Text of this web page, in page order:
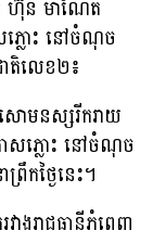
ហ៊ុន ម៉ាណែត
ភ្លោះ នៅចំណុច
តិលេខ២៖
ោមនស្សរីករាយ
ាសភ្លោះ នៅចំណុច
កថ្ងៃនេះ។